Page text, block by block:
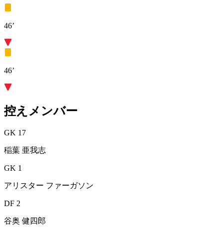
46’
46’
控えメンバー
GK 17
稲葉 亜我志
GK 1
アリスター ファーガソン
DF 2
谷奥 健四郎